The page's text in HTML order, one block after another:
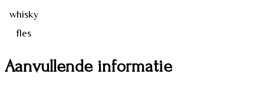
Aanvullende informatie